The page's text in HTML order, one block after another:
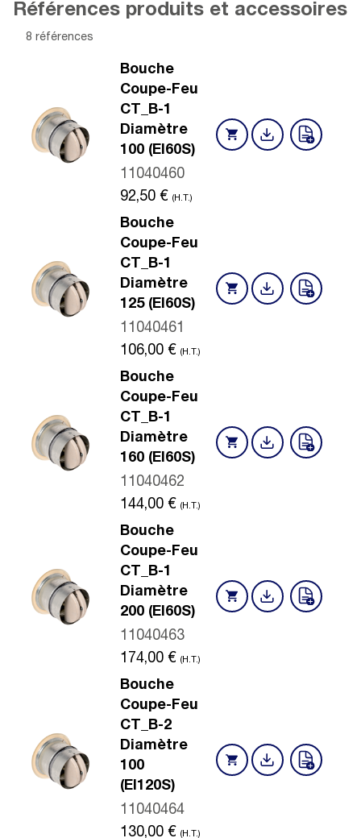
Références produits et accessoires
8 références
Bouche
Coupe-Feu
CT_B-1
Diamètre
100 (EI60S)
11040460
92,50 € (H.T.)
Bouche
Coupe-Feu
CT_B-1
Diamètre
125 (EI60S)
11040461
106,00 € (H.T.)
Bouche
Coupe-Feu
CT_B-1
Diamètre
160 (EI60S)
11040462
144,00 € (H.T.)
Bouche
Coupe-Feu
CT_B-1
Diamètre
200 (EI60S)
11040463
174,00 € (H.T.)
Bouche
Coupe-Feu
CT_B-2
Diamètre
100
(EI120S)
11040464
130,00 € (H.T.)